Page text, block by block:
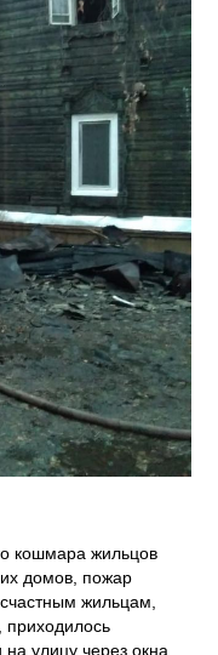
кошмара жильцов
домов, пожар
жильцам,
приходилось
улицу через окна